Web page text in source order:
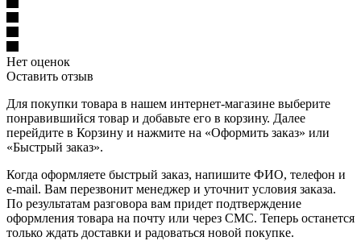
Нет оценок
Оставить отзыв
Для покупки товара в нашем интернет-магазине выберите
понравившийся товар и добавьте его в корзину. Далее
перейдите в Корзину и нажмите на «Оформить заказ» или
«Быстрый заказ».
Когда оформляете быстрый заказ, напишите ФИО, телефон и
e-mail. Вам перезвонит менеджер и уточнит условия заказа.
По результатам разговора вам придет подтверждение
оформления товара на почту или через СМС. Теперь останется
только ждать доставки и радоваться новой покупке.